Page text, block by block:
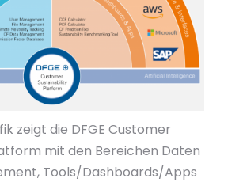
zeigt die DFGE Customer
mit den Bereichen Daten
Tools/Dashboards/Apps